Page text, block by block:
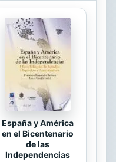
Nuevas regiones,
uvas y nuevos
foto en gran
hoy sucede en las
productoras de
de 4.000 vinos
disfruten!
España y América
en el Bicentenario
de las
Independencias